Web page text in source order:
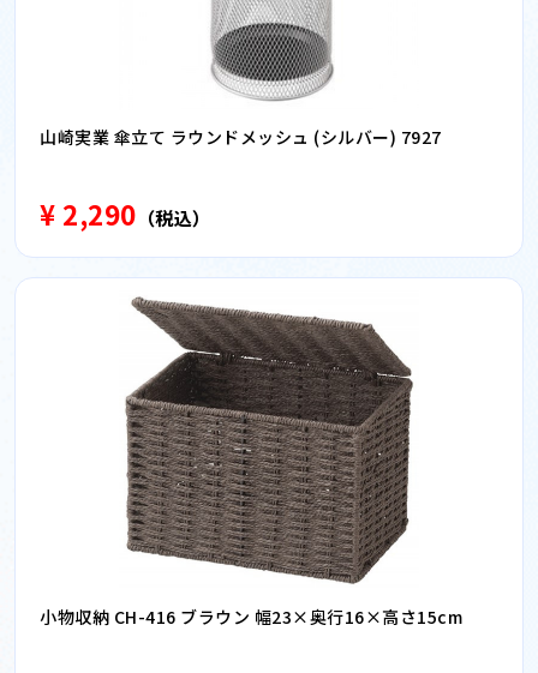
山崎実業 傘立て ラウンドメッシュ (シルバー) 7927
¥ 2,290 （税込）
小物収納 CH-416 ブラウン 幅23×奥行16×高さ15cm